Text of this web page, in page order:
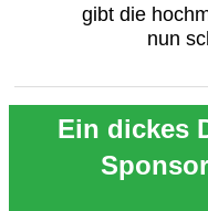
gibt die
nun
Ein dickes